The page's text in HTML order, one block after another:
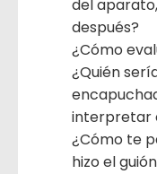
del
después?
¿Cómo
¿Quién
interpretar
¿Cómo te
hizo el